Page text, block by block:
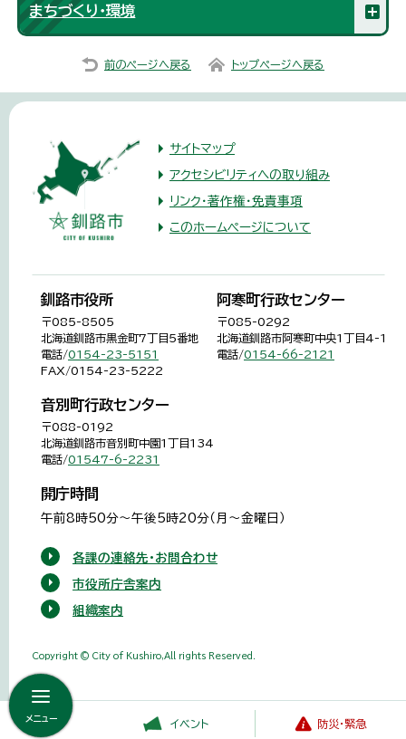
まちづくり・環境
前のページへ戻る トップページへ戻る
メニュー イベント 防災・緊急
サイトマップ
アクセシビリティへの取り組み
リンク・著作権・免責事項
このホームページについて
釧路市役所
〒085-8505
北海道釧路市黒金町7丁目5番地
電話/0154-23-5151
FAX/0154-23-5222
阿寒町行政センター
〒085-0292
北海道釧路市阿寒町中央1丁目4-1
電話/0154-66-2121
音別町行政センター
〒088-0192
北海道釧路市音別町中園1丁目134
電話/01547-6-2231
開庁時間
午前8時50分～午後5時20分（月～金曜日）
各課の連絡先・お問合わせ
市役所庁舎案内
組織案内
Copyright © City of Kushiro,All rights Reserved.